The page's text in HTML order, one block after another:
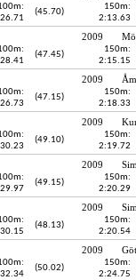
(45.70)
150m:
2:13.63
2009
(47.45)
150m:
2:15.15
2009
(47.15)
150m:
2:18.33
2009
(49.10)
150m:
2:19.72
2009
(49.15)
150m:
2:20.29
2009
(48.13)
150m:
2:20.54
2009
(50.02)
150m:
2:24.75